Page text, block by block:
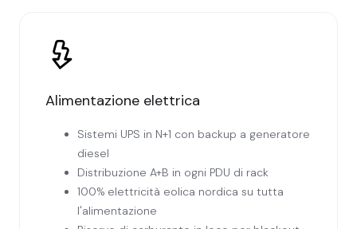
Alimentazione elettrica
Sistemi UPS in N+1 con backup a generatore
diesel
Distribuzione A+B in ogni PDU di rack
100% elettricità eolica nordica su tutta
l'alimentazione